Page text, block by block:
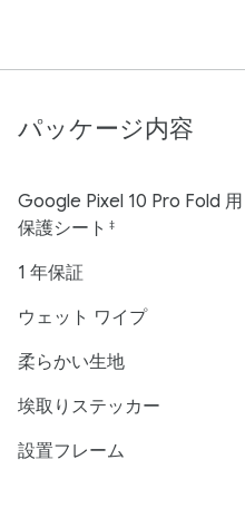
パッケージ内容
Google Pixel 10 Pro Fold
保護シート ‡
1 年保証
ウェット ワイプ
柔らかい生地
埃取りステッカー
設置フレーム